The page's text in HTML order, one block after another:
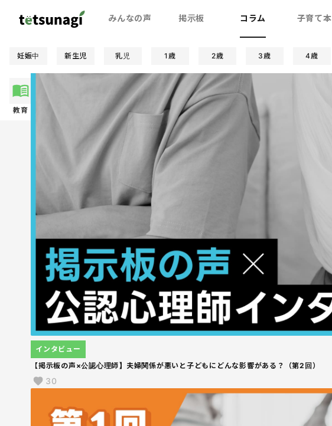
みんなの声 掲示板 コラム 子育て本
妊娠中 新生児 乳児 1歳 2歳 3歳 4歳
教育 お金 妊娠/出産 絵本 親子関係
【掲示板の声×公認心理師】夫婦関係が悪いと子どもにどんな影響がある？（第2回）
インタビュー
30